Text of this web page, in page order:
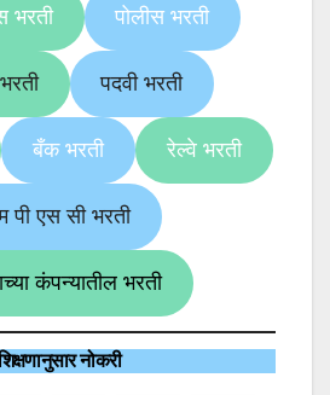
भरती पोलीस भरती
पदवी भरती
बँक भरती रेल्वे भरती
पी एस सी भरती
कंपन्यातील भरती
नोकरी